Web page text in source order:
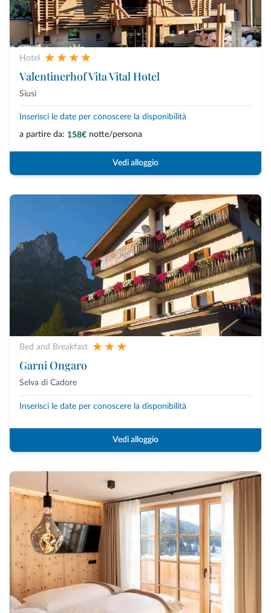
Hotel
Valentinerhof Vita Vital Hotel
Siusi
Inserisci le date per conoscere la disponibilità
a partire da: 158€ notte/persona
Vedi alloggio
Bed and Breakfast
Garni Ongaro
Selva di Cadore
Inserisci le date per conoscere la disponibilità
Vedi alloggio